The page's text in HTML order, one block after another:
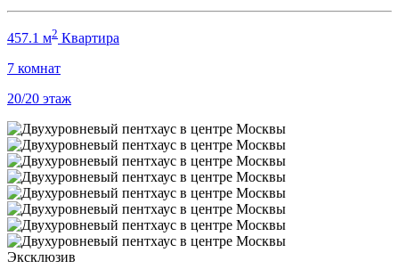
457.1 м2 Квартира
7 комнат
20/20 этаж
Эксклюзив